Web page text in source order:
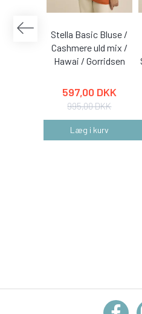
Stella Basic Bluse /
Cashmere uld mix /
Hawai / Gorridsen
597,00 DKK
995,00 DKK
Læg i kurv